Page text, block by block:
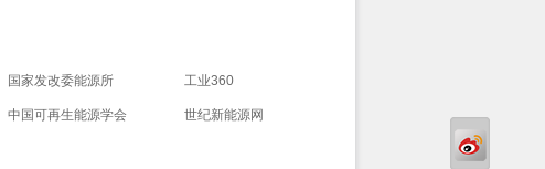
国家发改委能源所 工业360
中国可再生能源学会 世纪新能源网